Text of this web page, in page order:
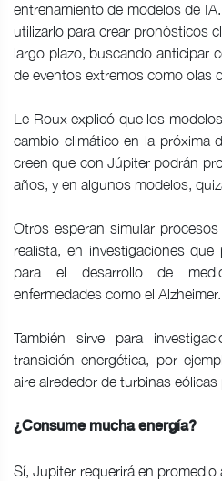
entrenamiento de modelos de
utilizarlo para crear pronósticos
largo plazo, buscando anticipar
de eventos extremos como olas
Le Roux explicó que los
cambio climático en la próxima
creen que con Júpiter podrán
años, y en algunos modelos,
Otros esperan simular
realista, en investigaciones
para el desarrollo de
enfermedades como el Alzheimer.
También sirve para
transición energética, por
aire alrededor de turbinas
¿Consume mucha energía?
Sí, Jupiter requerirá en